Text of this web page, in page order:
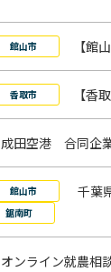
館山市 【館
香取市 【香
成田空港 合同企
館山市
鋸南町
千葉
オンライン就農相